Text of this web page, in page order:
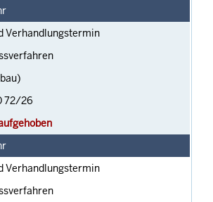
Verhandlungstermin
72/26
Verhandlungstermin